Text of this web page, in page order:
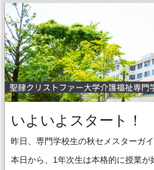
いよいよスタート！
昨日、専門学校生の秋セメスターガ
本日から、1年次生は本格的に授業が